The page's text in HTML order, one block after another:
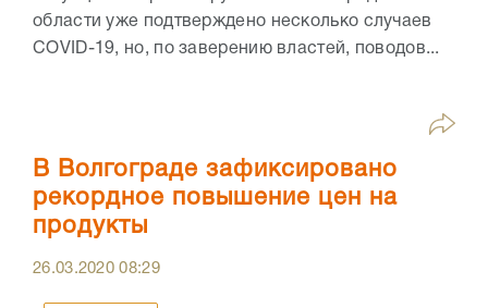
области уже подтверждено несколько случаев
COVID-19, но, по заверению властей, поводов...
В Волгограде зафиксировано
рекордное повышение цен на
продукты
26.03.202008:29